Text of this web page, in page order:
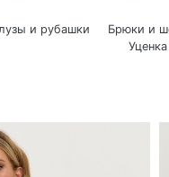
и рубашки Брюки и
Уценка